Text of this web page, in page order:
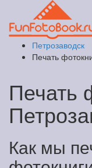
Петрозаводск
Печать
Печать
Как мы